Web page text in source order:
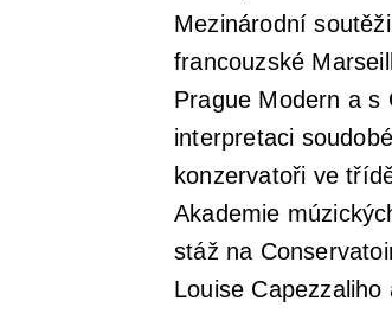
Mezinárodní
francouzské
Prague Modern a s
interpretaci
konzervatoři ve
Akademie
stáž na
Louise